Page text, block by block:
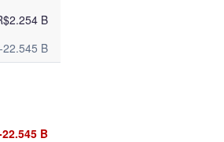
B
22.545 B
22.545 B